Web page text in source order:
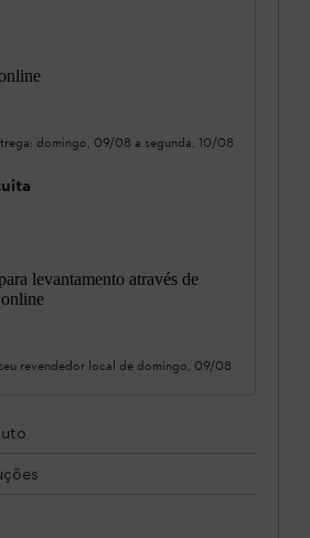
domingo, 09/08 a segunda, 10/08
levantamento através de
revendedor local de domingo, 09/08